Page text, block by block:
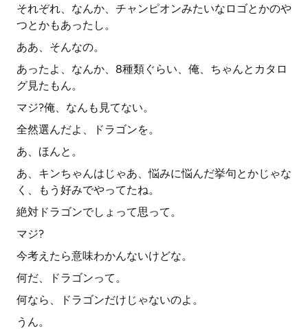
それぞれ、なんか、チャンピオンみたいなロゴとかのや
つとかもあったし。
ああ、そんなの。
あったよ、なんか、8種類ぐらい、俺、ちゃんとカタロ
グ見たもん。
マジ?俺、なんも見てない。
全然選んだよ、ドラゴンを。
あ、ほんと。
あ、キンちゃんはじゃあ、悩みに悩んだ挙句とかじゃな
く、もう好みでやってたね。
絶対ドラゴンでしょって思って。
マジ?
今考えたら意味わかんないけどな。
何だ、ドラゴンって。
何なら、ドラゴンだけじゃないのよ。
うん。